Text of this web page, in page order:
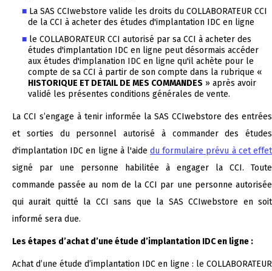
La SAS CCIwebstore valide les droits du COLLABORATEUR CCI
de la CCI à acheter des études d'implantation IDC en ligne
le COLLABORATEUR CCI autorisé par sa CCI à acheter des
études d'implantation IDC en ligne peut désormais accéder
aux études d'implanation IDC en ligne qu'il achète pour le
compte de sa CCI à partir de son compte dans la rubrique «
HISTORIQUE ET DETAIL DE MES COMMANDES » après avoir
validé les présentes conditions générales de vente.
La CCI s’engage à tenir informée la SAS CCIwebstore des entrées
et sorties du personnel autorisé à commander des études
d'implantation IDC en ligne à l'aidedu formulaire prévu à cet effet
signé par une personne habilitée à engager la CCI. Toute
commande passée au nom de la CCI par une personne autorisée
qui aurait quitté la CCI sans que la SAS CCIwebstore en soit
informé sera due.
Les étapes d’achat d’une étude d’implantation IDC en ligne :
Achat d’une étude d’implantation IDC en ligne : le COLLABORATEUR